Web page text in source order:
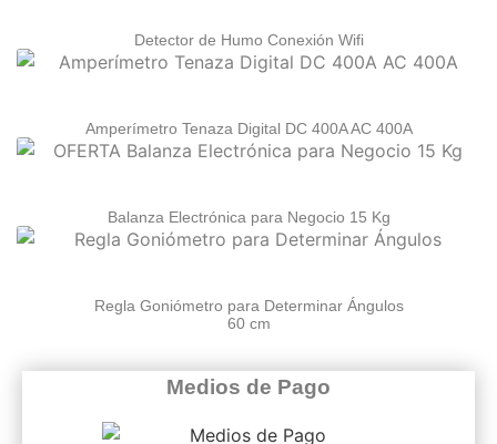
Detector de Humo Conexión Wifi
Amperímetro Tenaza Digital DC 400A AC 400A
Balanza Electrónica para Negocio 15 Kg
Regla Goniómetro para Determinar Ángulos
60 cm
Medios de Pago